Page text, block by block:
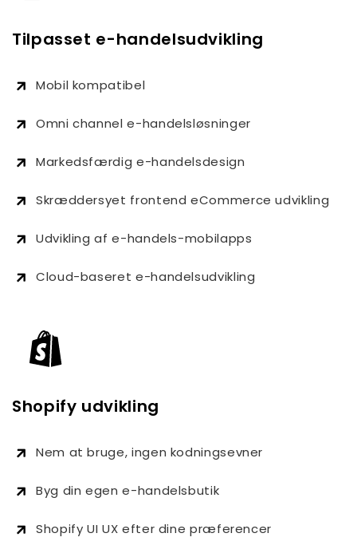
Tilpasset e-handelsudvikling
Mobil kompatibel
Omni channel e-handelsløsninger
Markedsfærdig e-handelsdesign
Skræddersyet frontend eCommerce udvikling
Udvikling af e-handels-mobilapps
Cloud-baseret e-handelsudvikling
Shopify udvikling
Nem at bruge, ingen kodningsevner
Byg din egen e-handelsbutik
Shopify UI UX efter dine præferencer